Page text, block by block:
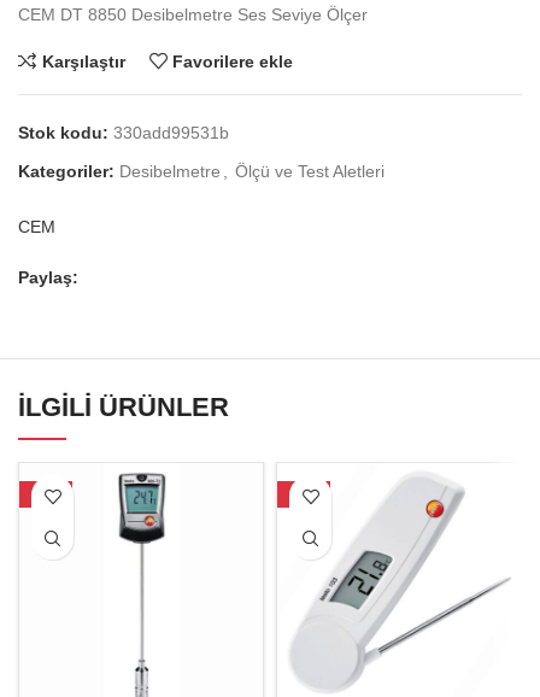
CEM DT 8850 Desibelmetre Ses Seviye Ölçer
Karşılaştır Favorilere ekle
Stok kodu: 330add99531b
Kategoriler: Desibelmetre Ölçü ve Test Aletleri
CEM
Paylaş:
İLGILI ÜRÜNLER
-28% -35%